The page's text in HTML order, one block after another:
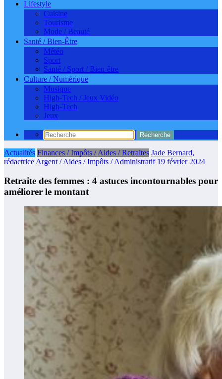
Lifestyle
Cuisine
Tourisme
Mode / Beauté
Santé / Bien-Être
Météo
Sport
Santé / Sport / Bien-être
Culture / Numérique
Musique
High-Tech / Jeux Vidéo
High-Tech
Jeux
Actualités Finances / Impôts / Aides / Retraites Jade Bernard,
rédactrice Argent / Aides / Impôts / Administratif 19 février 2024
Retraite des femmes : 4 astuces incontournables pour
améliorer le montant